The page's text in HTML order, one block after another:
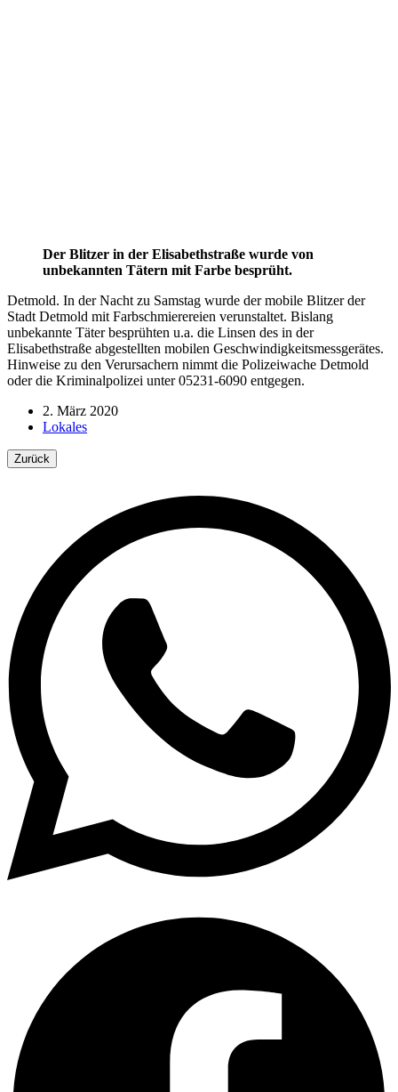
Der Blitzer in der Elisabethstraße wurde von
unbekannten Tätern mit Farbe besprüht.
Detmold. In der Nacht zu Samstag wurde der mobile Blitzer der
Stadt Detmold mit Farbschmierereien verunstaltet. Bislang
unbekannte Täter besprühten u.a. die Linsen des in der
Elisabethstraße abgestellten mobilen Geschwindigkeitsmessgerätes.
Hinweise zu den Verursachern nimmt die Polizeiwache Detmold
oder die Kriminalpolizei unter 05231-6090 entgegen.
2. März 2020
Lokales